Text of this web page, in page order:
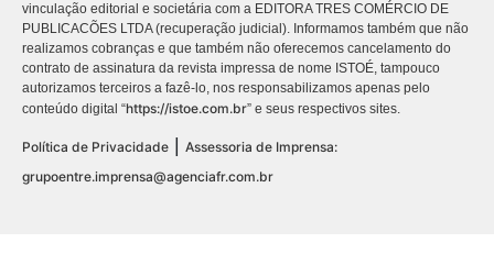
vinculação editorial e societária com a EDITORA TRES COMÉRCIO DE
PUBLICACÕES LTDA (recuperação judicial). Informamos também que não
realizamos cobranças e que também não oferecemos cancelamento do
contrato de assinatura da revista impressa de nome ISTOÉ, tampouco
autorizamos terceiros a fazê-lo, nos responsabilizamos apenas pelo
conteúdo digital “https://istoe.com.br” e seus respectivos sites.
Política de Privacidade
Assessoria de Imprensa:
grupoentre.imprensa@agenciafr.com.br